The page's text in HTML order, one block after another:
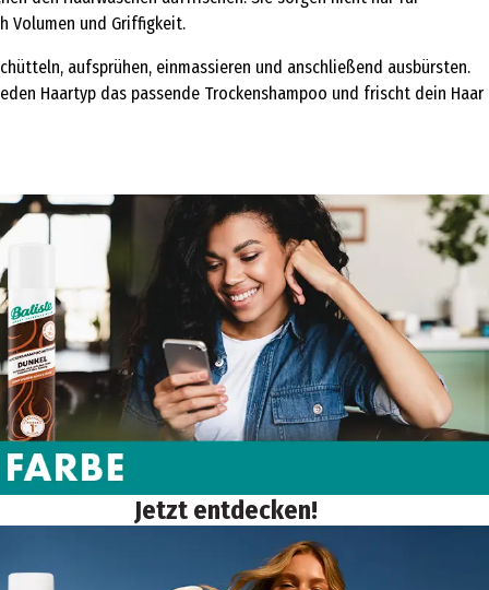
Volumen und Griffigkeit.
aufsprühen, einmassieren und anschließend ausbürsten.
Haartyp das passende Trockenshampoo und frischt dein Haar
Jetzt entdecken!